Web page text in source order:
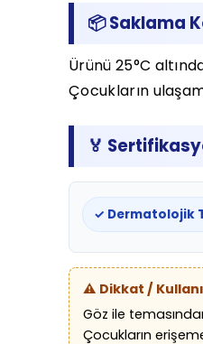
📦 Saklama
Ürünü 25°C
Çocukların
🏅
✓ Dermatolojik
⚠️ Dikkat /
Göz ile
Çocukların